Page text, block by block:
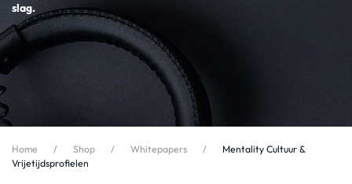
slag.
Home Shop Whitepapers
Mentality Cultuur &
Vrijetijdsprofielen